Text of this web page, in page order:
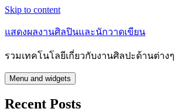
Skip to content
แสดงผลงานศิลปินและนักวาดเขียน
รวมเทคโนโลยีเกี่ยวกับงานศิลปะด้านต่างๆ
Menu and widgets
Recent Posts